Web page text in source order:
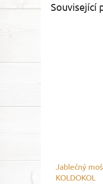
Související
Jablečný
KOLDOKOL